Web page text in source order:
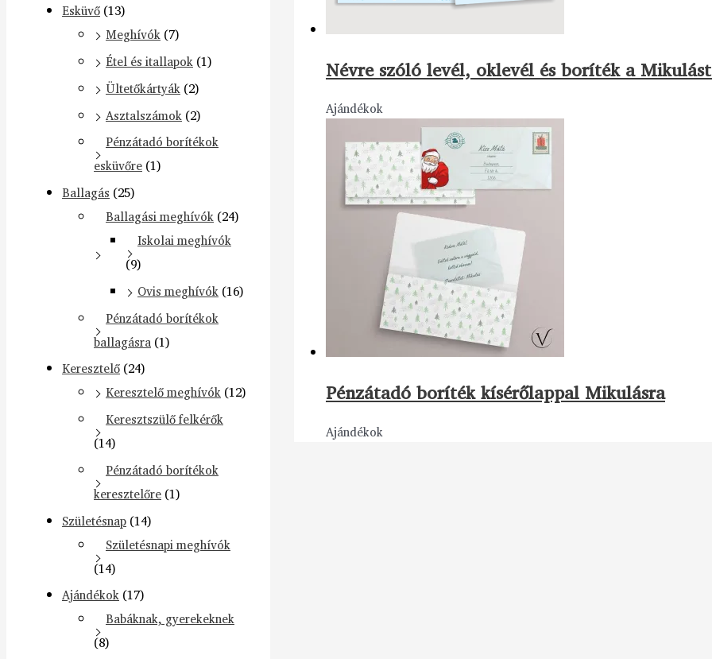
Esküvő (13)
Meghívók (7)
Étel és itallapok (1)
Ültetőkártyák (2)
Asztalszámok (2)
Pénzátadó borítékok
esküvőre (1)
Ballagás (25)
Ballagási meghívók (24)
Iskolai meghívók
(9)
Ovis meghívók (16)
Pénzátadó borítékok
ballagásra (1)
Keresztelő (24)
Keresztelő meghívók (12)
Keresztszülő felkérők
(14)
Pénzátadó borítékok
keresztelőre (1)
Születésnap (14)
Születésnapi meghívók
(14)
Ajándékok (17)
Babáknak, gyerekeknek
(8)
Névre szóló levél, oklevél és boríték a
Ajándékok
Pénzátadó boríték kísérőlappal Mikulásra
Ajándékok